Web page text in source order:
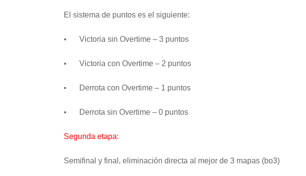
El sistema de puntos es el siguiente:
• Victoria sin Overtime – 3 puntos
• Victoria con Overtime – 2 puntos
• Derrota con Overtime – 1 puntos
• Derrota sin Overtime – 0 puntos
Segunda etapa:
Semifinal y final, eliminación directa al mejor de 3 mapas (bo3)